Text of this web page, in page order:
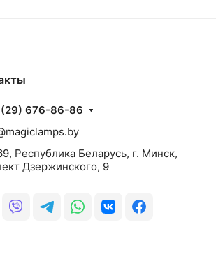
676-86-86
Республика Беларусь, г. Минск,
Дзержинского, 9